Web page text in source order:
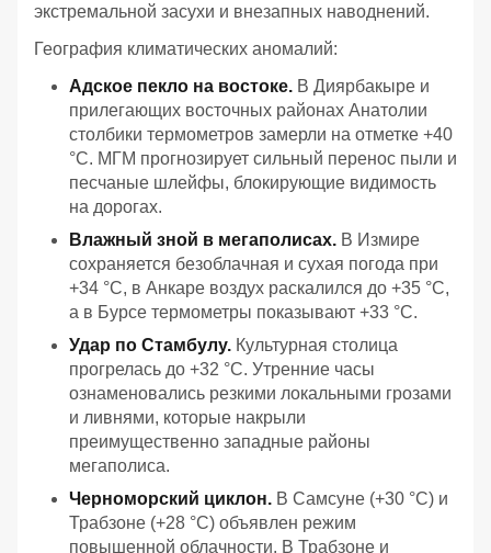
экстремальной засухи и внезапных наводнений.
География климатических аномалий:
Адское пекло на востоке. В Диярбакыре и
прилегающих восточных районах Анатолии
столбики термометров замерли на отметке +40
°C. МГМ прогнозирует сильный перенос пыли и
песчаные шлейфы, блокирующие видимость
на дорогах.
Влажный зной в мегаполисах. В Измире
сохраняется безоблачная и сухая погода при
+34 °C, в Анкаре воздух раскалился до +35 °C,
а в Бурсе термометры показывают +33 °C.
Удар по Стамбулу. Культурная столица
прогрелась до +32 °C. Утренние часы
ознаменовались резкими локальными грозами
и ливнями, которые накрыли
преимущественно западные районы
мегаполиса.
Черноморский циклон. В Самсуне (+30 °C) и
Трабзоне (+28 °C) объявлен режим
повышенной облачности. В Трабзоне и